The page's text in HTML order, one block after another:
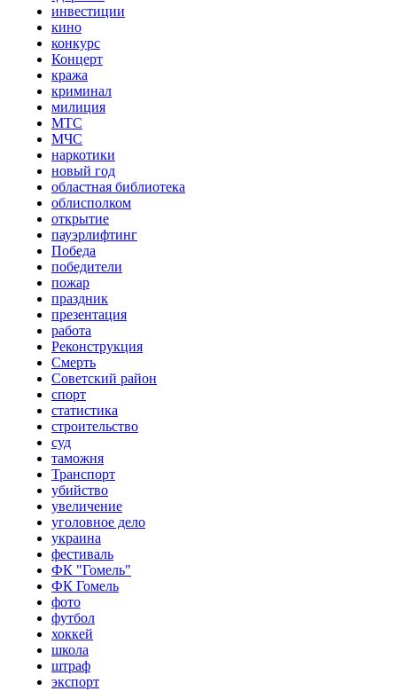
инвестиции
кино
конкурс
Концерт
кража
криминал
милиция
МТС
МЧС
наркотики
новый год
областная библиотека
облисполком
открытие
пауэрлифтинг
Победа
победители
пожар
праздник
презентация
работа
Реконструкция
Смерть
Советский район
спорт
статистика
строительство
суд
таможня
Транспорт
убийство
увеличение
уголовное дело
украина
фестиваль
ФК "Гомель"
ФК Гомель
фото
футбол
хоккей
школа
штраф
экспорт